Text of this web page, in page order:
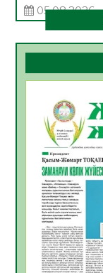
05.08.2026
05.08.2026
Құрылтай
05.08.2026
ӘРБІР
ҚОСЫЛҒАН
05.08.2026
ҚҰРЫЛТАЙ
05.08.2026